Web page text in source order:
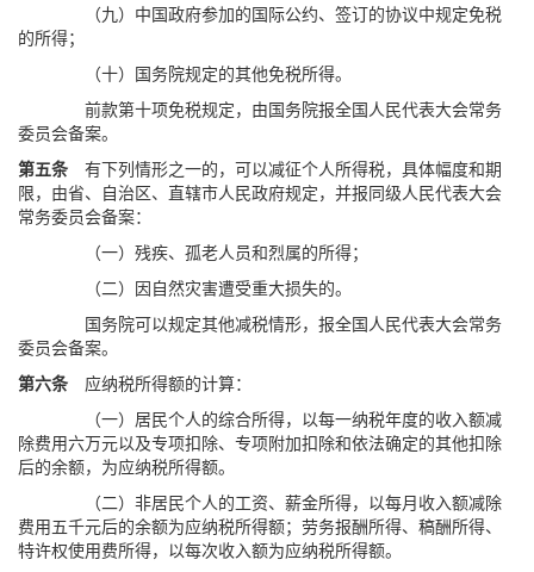
（九）中国政府参加的国际公约、签订的协议中规定免税
的所得；
（十）国务院规定的其他免税所得。
前款第十项免税规定，由国务院报全国人民代表大会常务
委员会备案。
第五条 有下列情形之一的，可以减征个人所得税，具体幅度和期
限，由省、自治区、直辖市人民政府规定，并报同级人民代表大会
常务委员会备案：
（一）残疾、孤老人员和烈属的所得；
（二）因自然灾害遭受重大损失的。
国务院可以规定其他减税情形，报全国人民代表大会常务
委员会备案。
第六条 应纳税所得额的计算：
（一）居民个人的综合所得，以每一纳税年度的收入额减
除费用六万元以及专项扣除、专项附加扣除和依法确定的其他扣除
后的余额，为应纳税所得额。
（二）非居民个人的工资、薪金所得，以每月收入额减除
费用五千元后的余额为应纳税所得额；劳务报酬所得、稿酬所得、
特许权使用费所得，以每次收入额为应纳税所得额。